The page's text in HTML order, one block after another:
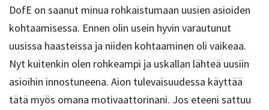
DofE on saanut minua rohkaistumaan uusien asioiden
kohtaamisessa. Ennen olin usein hyvin varautunut
uusissa haasteissa ja niiden kohtaaminen oli vaikeaa.
Nyt kuitenkin olen rohkeampi ja uskallan lähteä uusiin
asioihin innostuneena. Aion tulevaisuudessa käyttää
tätä myös omana motivaattorinani. Jos eteeni sattuu